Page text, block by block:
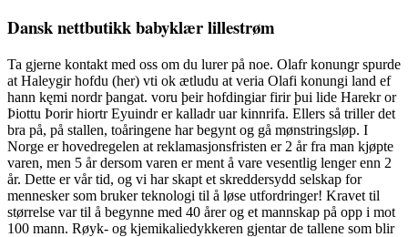
Dansk nettbutikk babyklær lillestrøm
Ta gjerne kontakt med oss om du lurer på noe. Olafr konungr spurde
at Haleygir hofdu (her) vti ok ætludu at veria Olafi konungi land ef
hann kęmi nordr þangat. voru þeir hofdingiar firir þui lide Harekr or
Þiottu Þorir hiortr Eyuindr er kalladr uar kinnrifa. Ellers så triller det
bra på, på stallen, toåringene har begynt og gå mønstringsløp. I
Norge er hovedregelen at reklamasjonsfristen er 2 år fra man kjøpte
varen, men 5 år dersom varen er ment å vare vesentlig lenger enn 2
år. Dette er vår tid, og vi har skapt et skreddersydd selskap for
mennesker som bruker teknologi til å løse utfordringer! Kravet til
størrelse var til å begynne med 40 årer og et mannskap på opp i mot
100 mann. Røyk- og kjemikaliedykkeren gjentar de tallene som blir